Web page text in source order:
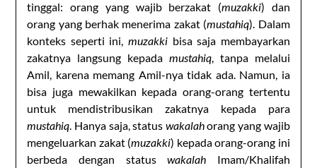
tinggal: orang yang wajib berzakat (muzakki) dan
orang yang berhak menerima zakat (mustahiq). Dalam
konteks seperti ini, muzakki bisa saja membayarkan
zakatnya langsung kepada mustahiq, tanpa melalui
Amil, karena memang Amil-nya tidak ada. Namun, ia
bisa juga mewakilkan kepada orang-orang tertentu
untuk mendistribusikan zakatnya kepada para
mustahiq. Hanya saja, status wakalahorang yang wajib
mengeluarkan zakat (muzakki) kepada orang-orang ini
berbeda dengan statuswakalah Imam/Khalifah